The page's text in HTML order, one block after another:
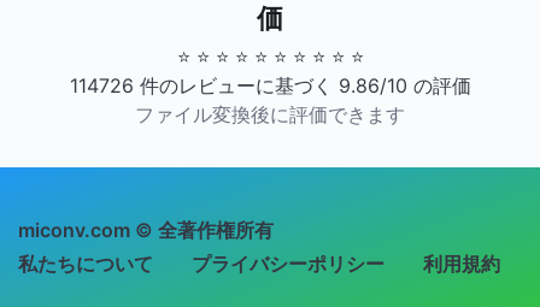
価
⭐ ⭐ ⭐ ⭐ ⭐ ⭐ ⭐ ⭐ ⭐ ⭐
114726 件のレビューに基づく 9.86/10 の評価
ファイル変換後に評価できます
miconv.com © 全著作権所有
私たちについて
プライバシーポリシー 利用規約